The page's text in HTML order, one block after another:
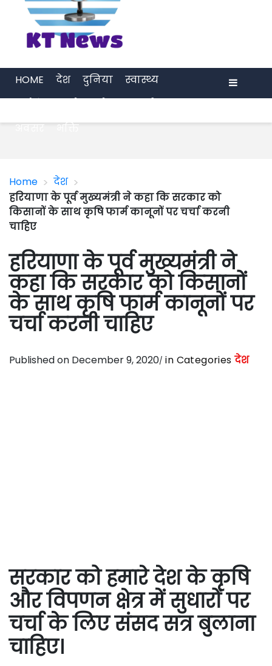
HOME देश दुनिया
स्वास्थ्य
अवसर
भक्ति
Home > देश >
हरियाणा के पूर्व मुख्यमंत्री ने कहा कि सरकार को
किसानों के साथ कृषि फार्म कानूनों पर चर्चा करनी
चाहिए
हरियाणा के पूर्व मुख्यमंत्री ने
कहा कि सरकार को किसानों
के साथ कृषि फार्म कानूनों पर
चर्चा करनी चाहिए
Published on December 9, 2020 in Categories देश
सरकार को हमारे देश के कृषि
और विपणन क्षेत्र में सुधारों पर
चर्चा के लिए संसद सत्र बुलाना
चाहिए।